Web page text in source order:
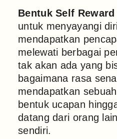
Bentuk Self Reward
untuk menyayangi
mendapatkan
melewati berbagai
tak akan ada yang
bagaimana rasa
mendapatkan
bentuk ucapan
datang dari orang
sendiri.